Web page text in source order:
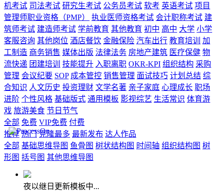
机考试 司法考试 研究生考试 公务员考试 软考 英语考试 项目
管理师职业资格（PMP）
执业医师资格考试 会计职称考试 建
筑师考试 建造师考试 学前教育 其他教育 初中 高中 大学 小学
客服咨询 其他岗位 酒店餐饮 金融保险 汽车出行 教育培训
加
工制造 商务销售 媒体出版 法律法务 房地产建筑 医疗保健 物
流快递 团建培训 技能提升 入职离职 OKR-KPI 组织结构 采购
管理 会议纪要 SOP 成本管控 销售管理 面试技巧 计划总结 综
合知识 人文历史 投资理财 文学名著 亲子家庭 心理成长 职场
进阶 个性风格 基础版式 通用模板 影视综艺 生活常识 体育游
戏 旅游美食 节日节气
全部 免费 VIP免费 付费
推荐 热门 克隆最多 最新发布 达人作品
全部 基础思维导图 鱼骨图 树状结构图 时间轴 组织结构图 树
形图 括号图 其他思维导图
夜以继日更新模板中...